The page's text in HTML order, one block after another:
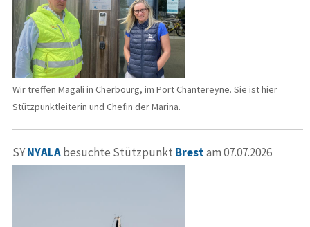
Wir treffen Magali in Cherbourg, im Port Chantereyne. Sie ist hier
Stützpunktleiterin und Chefin der Marina.
SYNYALAbesuchte Stützpunkt Brestam 07.07.2026